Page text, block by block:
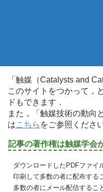
「触媒（Catalysts and
このサイトをつかって，
ドもできます．
また，「触媒技術の動向
はこちら をご参照くださ
記事の著作権は触媒学会
ダウンロードしたPDFファイ
印刷して多数の者に配布する
多数の者にメール配信するこ